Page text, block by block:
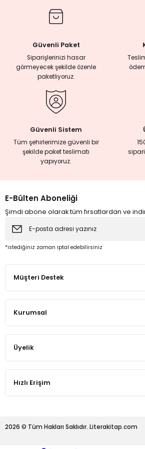
İncelemeler
Mirası
Güvenli Paket
Siparişlerinizi hasar
görmeyecek şekilde özenle
paketliyoruz.
Güvenli Sistem
Tüm şehirlerimize güvenli bir
şekilde paket teslimatı
yapıyoruz.
E-Bülten Aboneliği
Şimdi abone olarak tüm fırsatlardan ve
*istediğiniz zaman iptal edebilirsiniz
Müşteri Destek
Kurumsal
Üyelik
Hızlı Erişim
2026 © Tüm Hakları Saklıdır. Literakitap.com